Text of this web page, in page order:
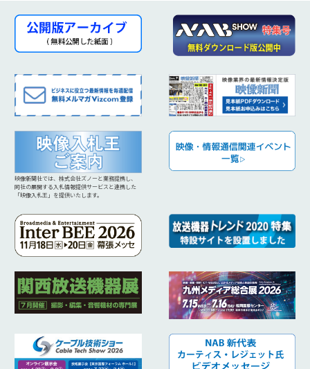
映像新聞社では、株式会社ズノーと業務提携し、
同社の展開する入札情報提供サービスと連携した
「映像入札王」を提供いたします。